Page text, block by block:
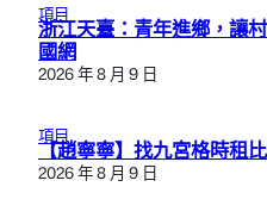
項目
浙江天臺：青年進鄉，讓
國網
2026 年 8 月 9 日
項目
【趙寧寧】找九宮格時租
2026 年 8 月 9 日